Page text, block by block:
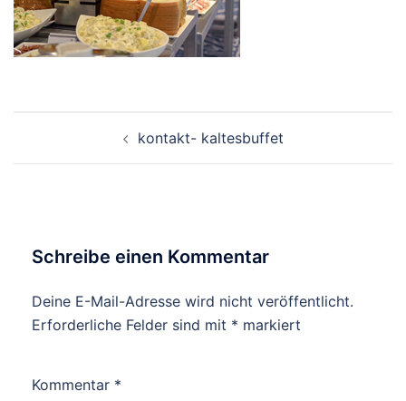
kontakt- kaltesbuffet
Schreibe einen Kommentar
Deine E-Mail-Adresse wird nicht veröffentlicht.
Erforderliche Felder sind mit * markiert
Kommentar *